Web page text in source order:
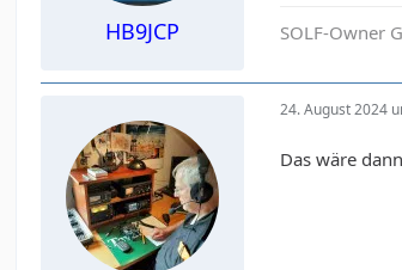
HB9JCP SOLF-Owner
24. August 2024
Das wäre